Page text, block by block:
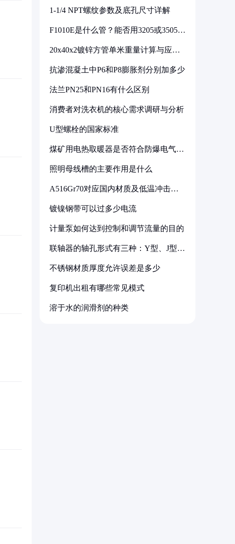
1-1/4 NPT螺纹参数及底孔尺寸详解
F1010E是什么管？能否用3205或3505代
20x40x2镀锌方管单米重量计算与应用
抗渗混凝土中P6和P8膨胀剂分别加多少
法兰PN25和PN16有什么区别
消费者对洗衣机的核心需求调研与分析
U型螺栓的国家标准
煤矿用电热取暖器是否符合防爆电气设
照明母线槽的主要作用是什么
A516Gr70对应国内材质及低温冲击要
镀镍钢带可以过多少电流
计量泵如何达到控制和调节流量的目的
联轴器的轴孔形式有三种：Y型、J型、
不锈钢材质厚度允许误差是多少
复印机出租有哪些常见模式
溶于水的润滑剂的种类